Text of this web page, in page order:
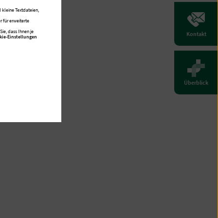
Kontakt
Überblick
Textdateien,
für erweiterte
dass Ihnen je
Einstellungen